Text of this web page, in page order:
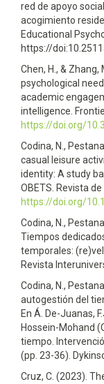
red de apoyo
acogimiento
Educational
https://
Chen, H., &
psychological
academic
intelligence.
https://doi.org/
Codina, N.,
casual leisure
identity: A study
OBETS. Revista
https://doi.org/
Codina, N.,
Tiempos
temporales:
Revista
Codina, N.,
autogestión del
En Á. De-Juanas,
Hossein-Mohand
tiempo.
(pp. 23-36).
Cruz, C. (2023).